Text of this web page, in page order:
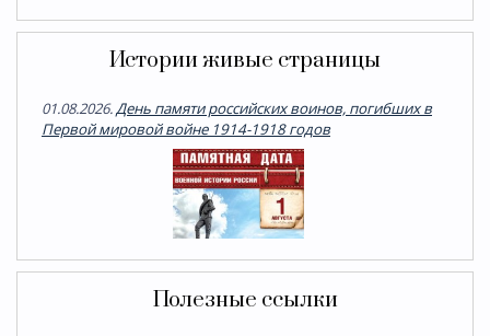
Истории живые страницы
01.08.2026.День памяти российских воинов, погибших в
Первой мировой войне 1914-1918 годов
Полезные ссылки